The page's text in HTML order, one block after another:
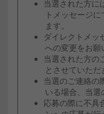
当選された方
トメッセージ
ます。
ダイレクトメッ
への変更をお願
当選された方の
とさせていただ
当選のご連絡の
いる場合、当選
応募の際に不具